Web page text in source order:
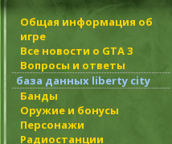
Общая информация об
игре
Все новости о GTA 3
Вопросы и ответы
база данных liberty city
Банды
Оружие и бонусы
Персонажи
Радиостанции